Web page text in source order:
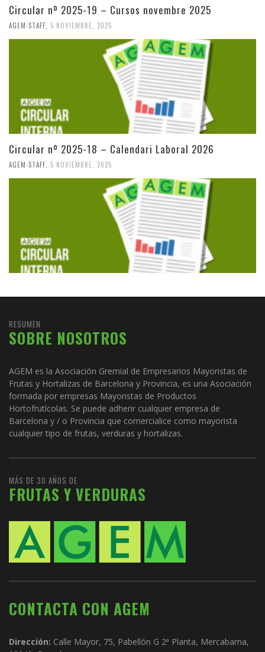
Circular nº 2025-19 – Cursos novembre 2025
AGEM-STAFF 5 NOVIEMBRE, 2025
Circular nº 2025-18 – Calendari Laboral 2026
AGEM-STAFF 5 NOVIEMBRE, 2025
RESUMEN
SOBRE NOSOTROS
AGEM es la Asociación Gremial de Empresarios Mayoristas de
Frutas y Hortalizas de Barcelona y Provincia, es una Asociación
formada por empresas Mayoristas de Productos
Hortofrutícolas. Se puede adherir cualquier empresa de
Barcelona y / o Provincia que comercialice como mayorista
cualquier tipo de frutas, verduras y hortalizas.
MÁS DE 30 AÑOS DE
FRUTAS Y VERDURAS
CONTACTA CON AGEM
Dirección: Calle Mayor, 75, Pabellón G 2ª Planta, Mercabarna,